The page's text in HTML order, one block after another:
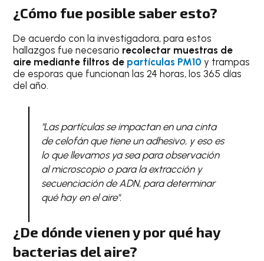
¿Cómo fue posible saber esto?
De acuerdo con la investigadora, para estos
hallazgos fue necesario recolectar muestras de
aire mediante filtros de partículas PM10 y trampas
de esporas que funcionan las 24 horas, los 365 días
del año.
"Las partículas se impactan en una cinta
de celofán que tiene un adhesivo, y eso es
lo que llevamos ya sea para observación
al microscopio o para la extracción y
secuenciación de ADN, para determinar
qué hay en el aire".
¿De dónde vienen y por qué hay
bacterias del aire?